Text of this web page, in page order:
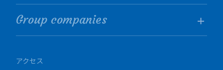
Group companies
アクセス